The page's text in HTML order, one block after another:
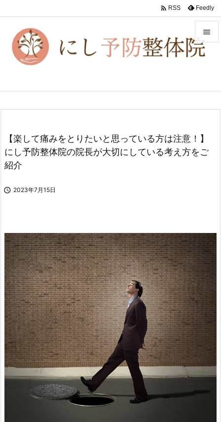


検索
 RSS Feedly
【楽して痛みをとりたいと思っている方は注意！】
にし予防整体院の院長が大切にしている考え方をご
紹介
 2023年7月15日